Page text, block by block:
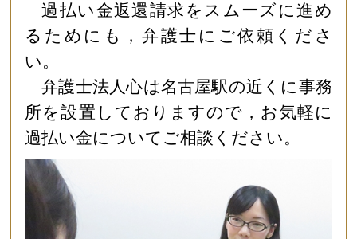
過払い金返還請求をスムーズに進め
るためにも，弁護士にご依頼くださ
い。
弁護士法人心は名古屋駅の近くに事務
所を設置しておりますので，お気軽に
過払い金についてご相談ください。